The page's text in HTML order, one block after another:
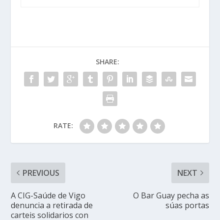
SHARE:
RATE:
PREVIOUS
A CIG-Saúde de Vigo
denuncia a retirada de
carteis solidarios con
NEXT
O Bar Guay pecha as
súas portas